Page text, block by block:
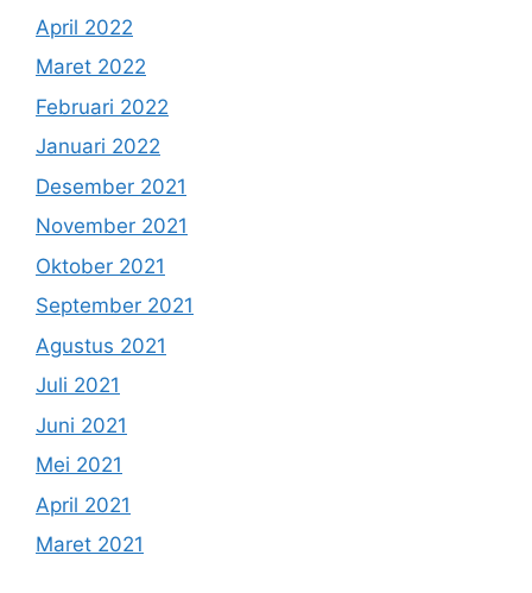
April 2022
Maret 2022
Februari 2022
Januari 2022
Desember 2021
November 2021
Oktober 2021
September 2021
Agustus 2021
Juli 2021
Juni 2021
Mei 2021
April 2021
Maret 2021